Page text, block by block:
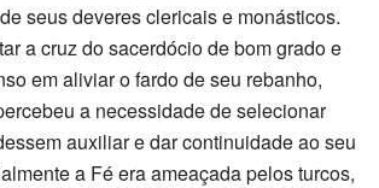
seus deveres clericais e monásticos.
a cruz do sacerdócio de bom grado e
em aliviar o fardo de seu rebanho,
a necessidade de selecionar
auxiliar e dar continuidade ao seu
a Fé era ameaçada pelos turcos,